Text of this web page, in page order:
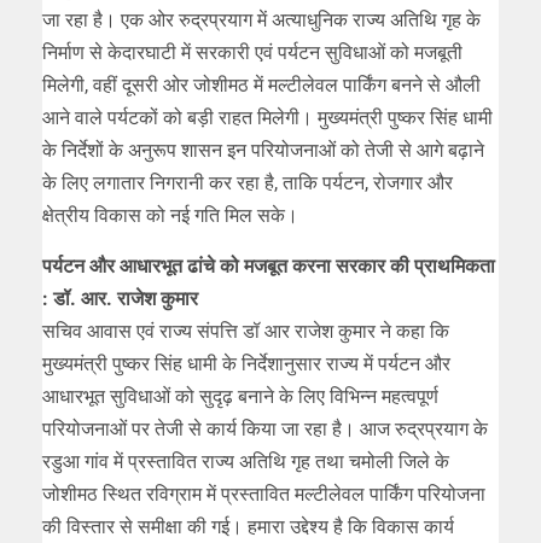
जा रहा है। एक ओर रुद्रप्रयाग में अत्याधुनिक राज्य अतिथि गृह के
निर्माण से केदारघाटी में सरकारी एवं पर्यटन सुविधाओं को मजबूती
मिलेगी, वहीं दूसरी ओर जोशीमठ में मल्टीलेवल पार्किंग बनने से औली
आने वाले पर्यटकों को बड़ी राहत मिलेगी। मुख्यमंत्री पुष्कर सिंह धामी
के निर्देशों के अनुरूप शासन इन परियोजनाओं को तेजी से आगे बढ़ाने
के लिए लगातार निगरानी कर रहा है, ताकि पर्यटन, रोजगार और
क्षेत्रीय विकास को नई गति मिल सके।
पर्यटन और आधारभूत ढांचे को मजबूत करना सरकार की प्राथमिकता
: डॉ. आर. राजेश कुमार
सचिव आवास एवं राज्य संपत्ति डॉ आर राजेश कुमार ने कहा कि
मुख्यमंत्री पुष्कर सिंह धामी के निर्देशानुसार राज्य में पर्यटन और
आधारभूत सुविधाओं को सुदृढ़ बनाने के लिए विभिन्न महत्वपूर्ण
परियोजनाओं पर तेजी से कार्य किया जा रहा है। आज रुद्रप्रयाग के
रडुआ गांव में प्रस्तावित राज्य अतिथि गृह तथा चमोली जिले के
जोशीमठ स्थित रविग्राम में प्रस्तावित मल्टीलेवल पार्किंग परियोजना
की विस्तार से समीक्षा की गई। हमारा उद्देश्य है कि विकास कार्य